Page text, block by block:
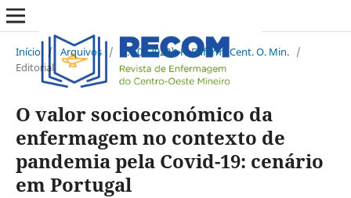
Início / Arquivos / v. 10 (2020): R. Enferm. Cent. O. Min. /
Editorial
O valor socioeconómico da
enfermagem no contexto de
pandemia pela Covid-19: cenário
em Portugal